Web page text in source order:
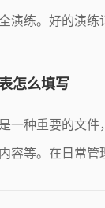
演练。好的演
怎么填写
一种重要的文
容等。在日常